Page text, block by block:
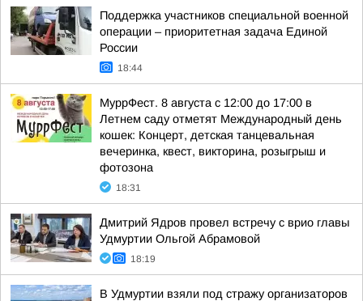
Поддержка участников специальной военной
операции – приоритетная задача Единой
России
18:44
МуррФест. 8 августа с 12:00 до 17:00 в
Летнем саду отметят Международный день
кошек: Концерт, детская танцевальная
вечеринка, квест, викторина, розыгрыш и
фотозона
18:31
Дмитрий Ядров провел встречу с врио главы
Удмуртии Ольгой Абрамовой
18:19
В Удмуртии взяли под стражу организаторов